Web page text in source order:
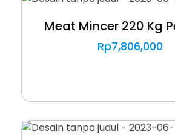
Meat Mincer 220 Kg
Rp7,806,000